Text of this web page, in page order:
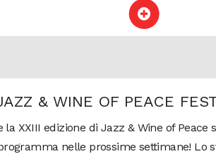
& WINE OF PEACE
XXIII edizione di Jazz & Wine of
nelle prossime settimane! Lo